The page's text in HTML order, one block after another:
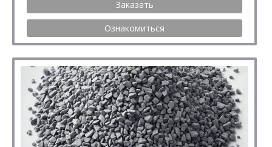
Заказать
Ознакомиться